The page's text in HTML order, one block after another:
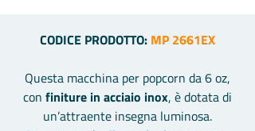
CODICE PRODOTTO: MP 2661EX
Questa macchina per popcorn da 6 oz,
con finiture in acciaio inox, è dotata di
un’attraente insegna luminosa.